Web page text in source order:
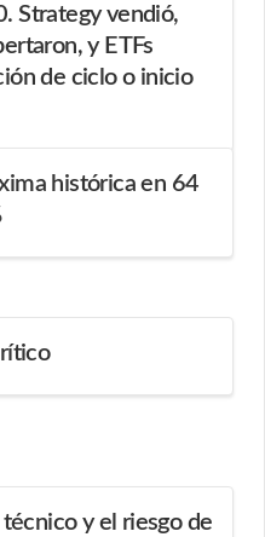
Strategy vendió,
y ETFs
de ciclo o inicio
histórica en 64
y el riesgo de